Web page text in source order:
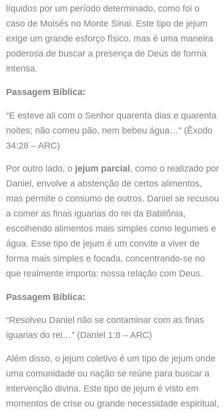
líquidos por um período determinado, como foi o
caso de Moisés no Monte Sinai. Este tipo de jejum
exige um grande esforço físico, mas é uma maneira
poderosa de buscar a presença de Deus de forma
intensa.
Passagem Bíblica:
“E esteve ali com o Senhor quarenta dias e quarenta
noites; não comeu pão, nem bebeu água…” (Êxodo
34:28 – ARC)
Por outro lado, o jejum parcial, como o realizado por
Daniel, envolve a abstenção de certos alimentos,
mas permite o consumo de outros. Daniel se recusou
a comer as finas iguarias do rei da Babilônia,
escolhendo alimentos mais simples como legumes e
água. Esse tipo de jejum é um convite a viver de
forma mais simples e focada, concentrando-se no
que realmente importa: nossa relação com Deus.
Passagem Bíblica:
“Resolveu Daniel não se contaminar com as finas
iguarias do rei…” (Daniel 1:8 – ARC)
Além disso, o jejum coletivo é um tipo de jejum onde
uma comunidade ou nação se reúne para buscar a
intervenção divina. Este tipo de jejum é visto em
momentos de crise ou grande necessidade espiritual,